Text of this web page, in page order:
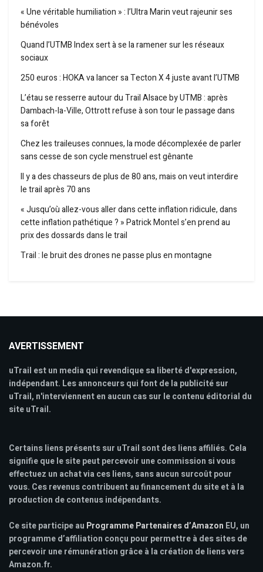
« Une véritable humiliation » : l’Ultra Marin veut rajeunir ses
bénévoles
Quand l’UTMB Index sert à se la ramener sur les réseaux
sociaux
250 euros : HOKA va lancer sa Tecton X 4 juste avant l’UTMB
L’étau se resserre autour du Trail Alsace by UTMB : après
Dambach-la-Ville, Ottrott refuse à son tour le passage dans
sa forêt
Chez les traileuses connues, la mode décomplexée de parler
sans cesse de son cycle menstruel est gênante
Il y a des chasseurs de plus de 80 ans, mais on veut interdire
le trail après 70 ans
« Jusqu’où allez-vous aller dans cette inflation ridicule, dans
cette inflation pathétique ? » Patrick Montel s’en prend au
prix des dossards dans le trail
Trail : le bruit des drones ne passe plus en montagne
AVERTISSEMENT
uTrail est un media qui revendique sa liberté d'expression,
indépendant. Les annonceurs qui font de la publicité sur
uTrail, n'interviennent en aucun cas sur le contenu éditorial du
site uTrail.
Certains liens présents sur uTrail sont des liens affiliés. Cela
signifie que le site peut percevoir une commission si vous
effectuez un achat via ces liens, sans aucun surcoût pour
vous. Ces revenus contribuent au financement du site et à la
production de contenus indépendants.
Ce site participe au Programme Partenaires d’Amazon EU, un
programme d’affiliation conçu pour permettre à des sites de
percevoir une rémunération grâce à la création de liens vers
Amazon.fr.